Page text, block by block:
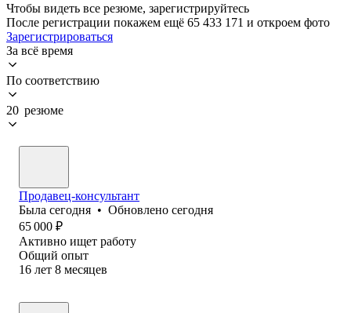
Чтобы видеть все резюме, зарегистрируйтесь
После регистрации покажем ещё 65 433 171 и откроем фото
Зарегистрироваться
За всё время
По соответствию
20 резюме
Продавец-консультант
Была сегодня • Обновлено сегодня
65 000 ₽
Активно ищет работу
Общий опыт
16 лет 8 месяцев